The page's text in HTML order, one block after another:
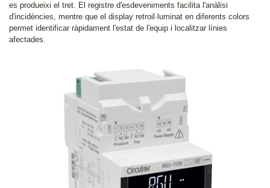
es produeixi el tret. El registre d'esdeveniments facilita l'anàlisi
d'incidències, mentre que el display retroil·luminat en diferents colors
permet identificar ràpidament l'estat de l'equip i localitzar línies
afectades.